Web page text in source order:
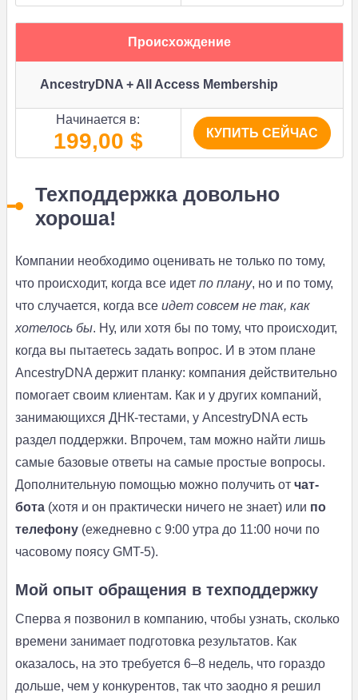
Происхождение
AncestryDNA + All Access Membership
Начинается в:
199,00 $ КУПИТЬ СЕЙЧАС
Техподдержка довольно
хороша!
Компании необходимо оценивать не только по тому,
что происходит, когда все идет по плану, но и по тому,
что случается, когда все идет совсем не так, как
хотелось бы. Ну, или хотя бы по тому, что происходит,
когда вы пытаетесь задать вопрос. И в этом плане
AncestryDNA держит планку: компания действительно
помогает своим клиентам. Как и у других компаний,
занимающихся ДНК-тестами, у AncestryDNA есть
раздел поддержки. Впрочем, там можно найти лишь
самые базовые ответы на самые простые вопросы.
Дополнительную помощью можно получить от чат-
бота(хотя и он практически ничего не знает) или по
телефону(ежедневно с 9:00 утра до 11:00 ночи по
часовому поясу GMT-5).
Мой опыт обращения в техподдержку
Сперва я позвонил в компанию, чтобы узнать, сколько
времени занимает подготовка результатов. Как
оказалось, на это требуется 6–8 недель, что гораздо
дольше, чем у конкурентов, так что заодно я решил